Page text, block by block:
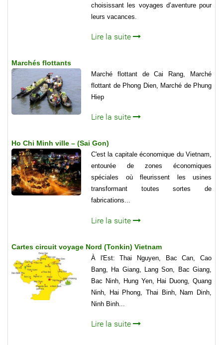
choisissant les voyages d’aventure pour
leurs vacances.
Lire la suite
Marchés flottants
Marché flottant de Cai Rang, Marché
flottant de Phong Dien, Marché de Phung
Hiep
Lire la suite
Ho Chi Minh ville – (Sai Gon)
C'est la capitale économique du Vietnam,
entourée de zones économiques
spéciales où fleurissent les usines
transformant toutes sortes de
fabrications...
Lire la suite
Cartes circuit voyage Nord (Tonkin) Vietnam
À l'Est: Thai Nguyen, Bac Can, Cao
Bang, Ha Giang, Lang Son, Bac Giang,
Bac Ninh, Hung Yen, Hai Duong, Quang
Ninh, Hai Phong, Thai Binh, Nam Dinh,
Ninh Binh...
Lire la suite